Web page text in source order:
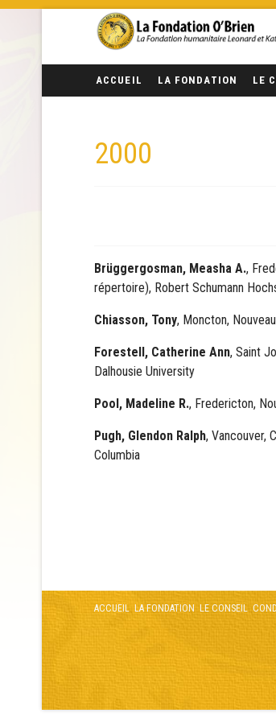
ACCUEIL LA FONDATION LE
2000
Brüggergosman, Measha A.,
répertoire), Robert Schumann
Chiasson, Tony, Moncton,
Forestell, Catherine Ann, Saint
Dalhousie University
Pool, Madeline R., Fredericton,
Pugh, Glendon Ralph, Vancouver,
Columbia
ACCUEIL LA FONDATION LE CONSEIL